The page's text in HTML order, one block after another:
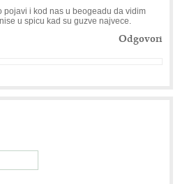
pojavi i kod nas u beogeadu da vidim
u spicu kad su guzve najvece.
Odgovori